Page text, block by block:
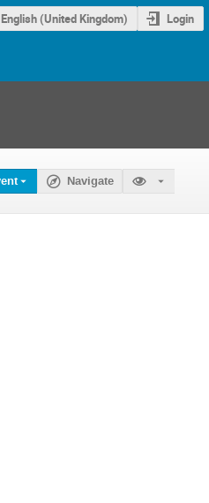
English (United Kingdom) Login
Navigate